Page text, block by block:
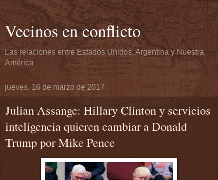
Vecinos en conflicto
Las relaciones entre Estados Unidos, Argentina y Nuestra
América
jueves, 16 de marzo de 2017
Julian Assange: Hillary Clinton y servicios
inteligencia quieren cambiar a Donald
Trump por Mike Pence